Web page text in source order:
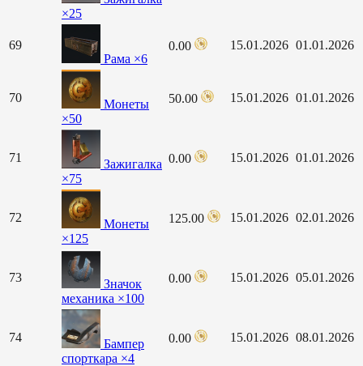
×25
69
Рама ×6
0.00 15.01.2026 01.01.2026
70
Монеты
×50
50.00 15.01.2026 01.01.2026
71
Зажигалка
×75
0.00 15.01.2026 01.01.2026
72
Монеты
×125
125.00 15.01.2026 02.01.2026
73
Значок
механика ×100
0.00 15.01.2026 05.01.2026
74
Бампер
спорткара ×4
0.00 15.01.2026 08.01.2026